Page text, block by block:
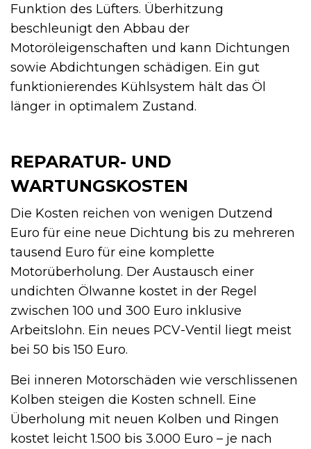
Funktion des Lüfters. Überhitzung
beschleunigt den Abbau der
Motoröleigenschaften und kann Dichtungen
sowie Abdichtungen schädigen. Ein gut
funktionierendes Kühlsystem hält das Öl
länger in optimalem Zustand.
REPARATUR- UND
WARTUNGSKOSTEN
Die Kosten reichen von wenigen Dutzend
Euro für eine neue Dichtung bis zu mehreren
tausend Euro für eine komplette
Motorüberholung. Der Austausch einer
undichten Ölwanne kostet in der Regel
zwischen 100 und 300 Euro inklusive
Arbeitslohn. Ein neues PCV-Ventil liegt meist
bei 50 bis 150 Euro.
Bei inneren Motorschäden wie verschlissenen
Kolben steigen die Kosten schnell. Eine
Überholung mit neuen Kolben und Ringen
kostet leicht 1.500 bis 3.000 Euro – je nach